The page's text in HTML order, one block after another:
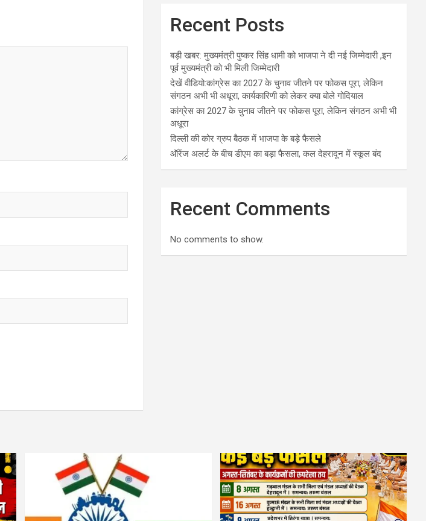
Recent Posts
बड़ी खबर: मुख्यमंत्री पुष्कर सिंह धामी को भाजपा ने दी नई जिम्मेदारी ,इन
पूर्व मुख्यमंत्री को भी मिली जिम्मेदारी
देखें वीडियो:कांग्रेस का 2027 के चुनाव जीतने पर फोकस पूरा, लेकिन
संगठन अभी भी अधूरा, कार्यकारिणी को लेकर क्या बोले गोदियाल
कांग्रेस का 2027 के चुनाव जीतने पर फोकस पूरा, लेकिन संगठन अभी भी
अधूरा
दिल्ली की कोर ग्रुप बैठक में भाजपा के बड़े फैसले
ऑरेंज अलर्ट के बीच डीएम का बड़ा फैसला, कल देहरादून में स्कूल बंद
Recent Comments
No comments to show.